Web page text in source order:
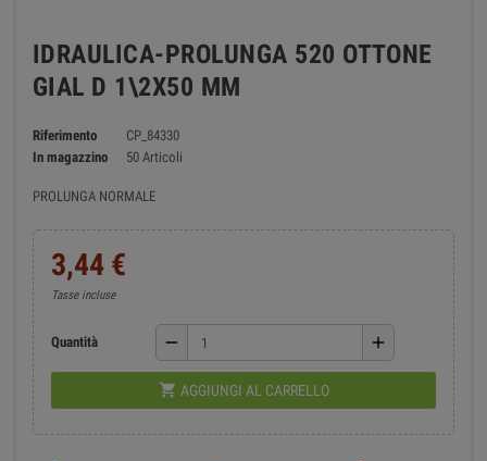
IDRAULICA-PROLUNGA 520 OTTONE
GIAL D 1\2X50 MM
Riferimento
CP_84330
In magazzino
50 Articoli
PROLUNGA NORMALE
3,44 €
Tasse incluse
Quantità remove add
 AGGIUNGI AL CARRELLO